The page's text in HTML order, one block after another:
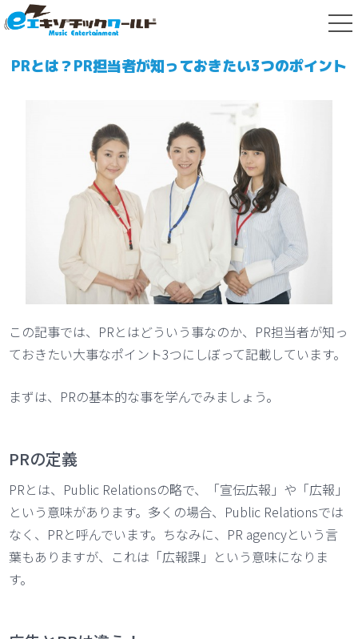
PRとは？PR担当者が知っておきたい3つのポイント
この記事では、PRとはどういう事なのか、PR担当者が知っ
ておきたい大事なポイント3つにしぼって記載しています。
まずは、PRの基本的な事を学んでみましょう。
PRの定義
PRとは、Public Relationsの略で、「宣伝広報」や「広報」
という意味があります。多くの場合、Public Relationsでは
なく、PRと呼んでいます。ちなみに、PR agencyという言
葉もありますが、これは「広報課」という意味になりま
す。